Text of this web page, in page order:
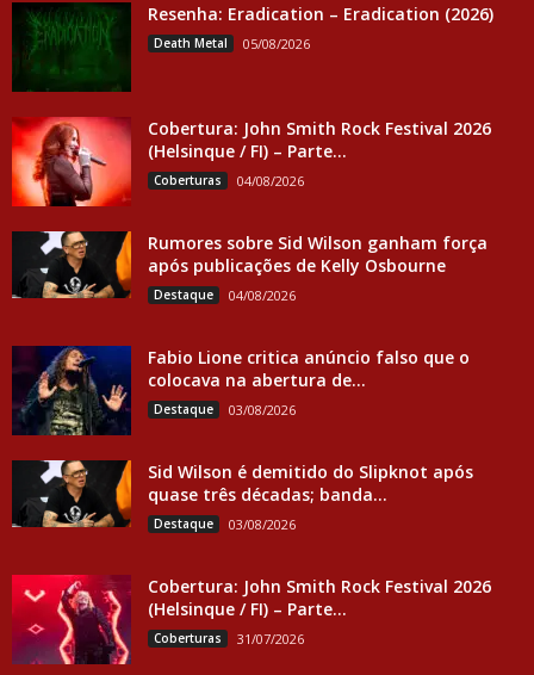
Resenha: Eradication – Eradication (2026)
Death Metal 05/08/2026
Cobertura: John Smith Rock Festival 2026
(Helsinque / FI) – Parte...
Coberturas 04/08/2026
Rumores sobre Sid Wilson ganham força
após publicações de Kelly Osbourne
Destaque 04/08/2026
Fabio Lione critica anúncio falso que o
colocava na abertura de...
Destaque 03/08/2026
Sid Wilson é demitido do Slipknot após
quase três décadas; banda...
Destaque 03/08/2026
Cobertura: John Smith Rock Festival 2026
(Helsinque / FI) – Parte...
Coberturas 31/07/2026